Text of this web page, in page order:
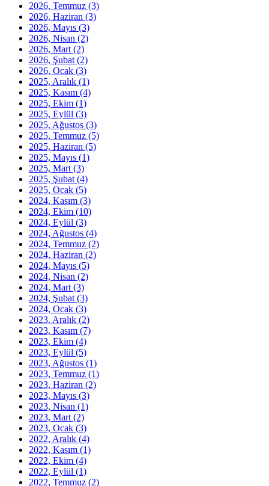
2026, Temmuz (3)
2026, Haziran (3)
2026, Mayıs (3)
2026, Nisan (2)
2026, Mart (2)
2026, Şubat (2)
2026, Ocak (3)
2025, Aralık (1)
2025, Kasım (4)
2025, Ekim (1)
2025, Eylül (3)
2025, Ağustos (3)
2025, Temmuz (5)
2025, Haziran (5)
2025, Mayıs (1)
2025, Mart (3)
2025, Şubat (4)
2025, Ocak (5)
2024, Kasım (3)
2024, Ekim (10)
2024, Eylül (3)
2024, Ağustos (4)
2024, Temmuz (2)
2024, Haziran (2)
2024, Mayıs (5)
2024, Nisan (2)
2024, Mart (3)
2024, Şubat (3)
2024, Ocak (3)
2023, Aralık (2)
2023, Kasım (7)
2023, Ekim (4)
2023, Eylül (5)
2023, Ağustos (1)
2023, Temmuz (1)
2023, Haziran (2)
2023, Mayıs (3)
2023, Nisan (1)
2023, Mart (2)
2023, Ocak (3)
2022, Aralık (4)
2022, Kasım (1)
2022, Ekim (4)
2022, Eylül (1)
2022, Temmuz (2)